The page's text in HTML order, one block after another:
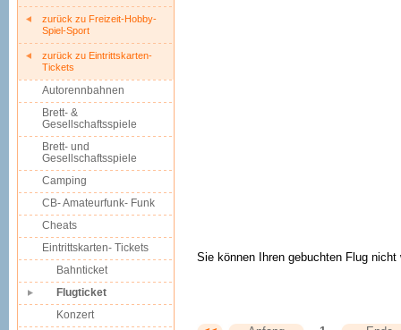
Sie können Ihren gebuchten Flug
zurück zu Freizeit-Hobby-
Spiel-Sport
zurück zu Eintrittskarten-
Tickets
Autorennbahnen
Brett- &
Gesellschaftsspiele
Brett- und
Gesellschaftsspiele
Camping
CB- Amateurfunk- Funk
Cheats
Eintrittskarten- Tickets
Bahnticket
Flugticket
Konzert